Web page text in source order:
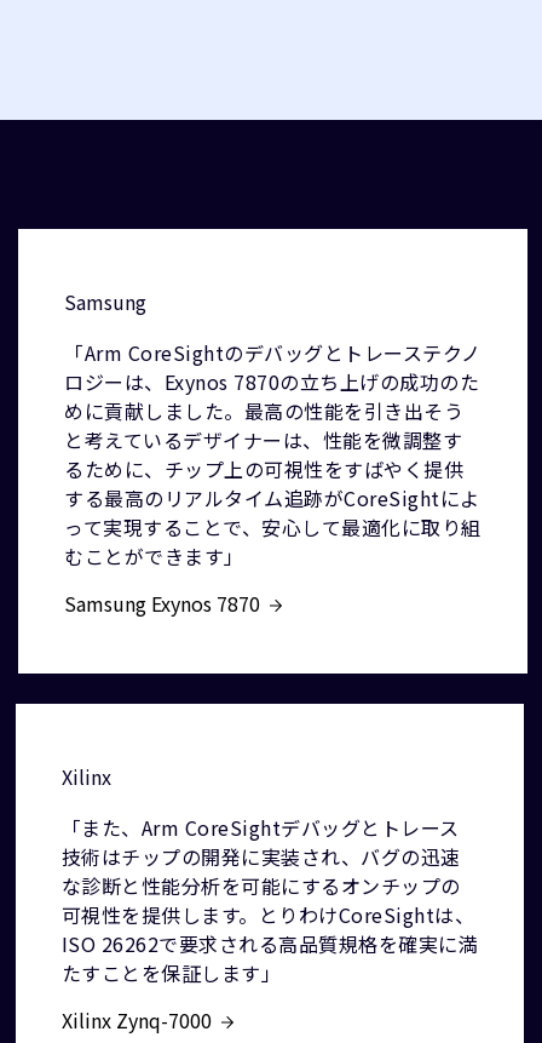
Samsung
「Arm CoreSightのデバッグとトレーステクノ
ロジーは、Exynos 7870の立ち上げの成功のた
めに貢献しました。最高の性能を引き出そう
と考えているデザイナーは、性能を微調整す
るために、チップ上の可視性をすばやく提供
する最高のリアルタイム追跡がCoreSightによ
って実現することで、安心して最適化に取り組
むことができます」
Samsung Exynos 7870
Xilinx
「また、Arm CoreSightデバッグとトレース
技術はチップの開発に実装され、バグの迅速
な診断と性能分析を可能にするオンチップの
可視性を提供します。とりわけCoreSightは、
ISO 26262で要求される高品質規格を確実に満
たすことを保証します」
Xilinx Zynq-7000